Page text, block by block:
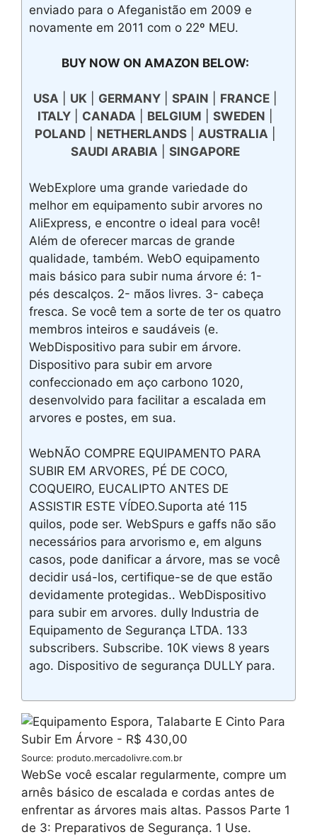
enviado para o Afeganistão em 2009 e
novamente em 2011 com o 22º MEU.
BUY NOW ON AMAZON BELOW:
USA| UK| GERMANY| SPAIN FRANCE|
ITALY| CANADA| BELGIUM SWEDEN
POLAND| NETHERLANDS| AUSTRALIA|
SAUDI ARABIA| SINGAPORE
WebExplore uma grande variedade do
melhor em equipamento subir arvores no
AliExpress, e encontre o ideal para você!
Além de oferecer marcas de grande
qualidade, também. WebO equipamento
mais básico para subir numa árvore é: 1-
pés descalços. 2- mãos livres. 3- cabeça
fresca. Se você tem a sorte de ter os quatro
membros inteiros e saudáveis (e.
WebDispositivo para subir em árvore.
Dispositivo para subir em arvore
confeccionado em aço carbono 1020,
desenvolvido para facilitar a escalada em
arvores e postes, em sua.
WebNÃO COMPRE EQUIPAMENTO PARA
SUBIR EM ARVORES, PÉ DE COCO,
COQUEIRO, EUCALIPTO ANTES DE
ASSISTIR ESTE VÍDEO.Suporta até 115
quilos, pode ser. WebSpurs e gaffs não são
necessários para arvorismo e, em alguns
casos, pode danificar a árvore, mas se você
decidir usá-los, certifique-se de que estão
devidamente protegidas.. WebDispositivo
para subir em arvores. dully Industria de
Equipamento de Segurança LTDA. 133
subscribers. Subscribe. 10K views 8 years
ago. Dispositivo de segurança DULLY para.
Source: produto.mercadolivre.com.br
WebSe você escalar regularmente, compre um
arnês básico de escalada e cordas antes de
enfrentar as árvores mais altas. Passos Parte 1
de 3: Preparativos de Segurança. 1 Use.